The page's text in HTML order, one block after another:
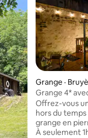
Grange ·
bérault
Grange 4*
Paris
Offrez-vous
hors du
grange en
À seulement